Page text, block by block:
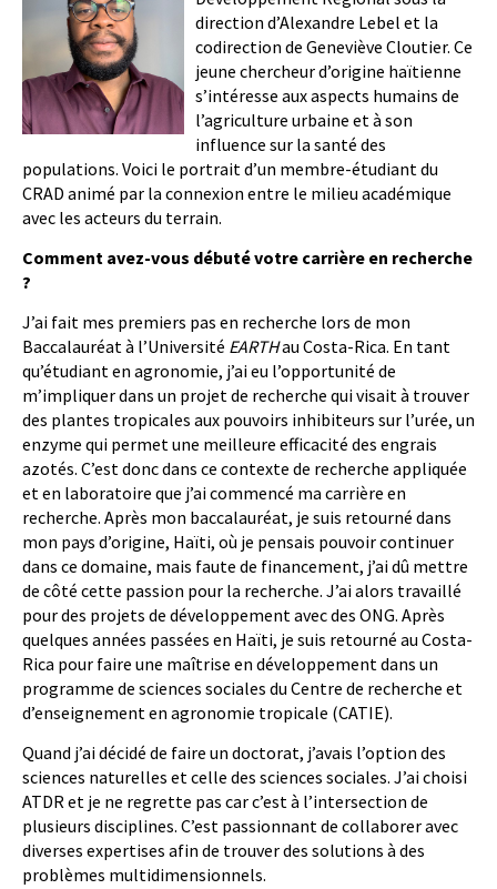
direction d’Alexandre Lebel et la
codirection de Geneviève Cloutier. Ce
jeune chercheur d’origine haïtienne
s’intéresse aux aspects humains de
l’agriculture urbaine et à son
influence sur la santé des
populations. Voici le portrait d’un membre-étudiant du
CRAD animé par la connexion entre le milieu académique
avec les acteurs du terrain.
Comment avez-vous débuté votre carrière en recherche
?
J’ai fait mes premiers pas en recherche lors de mon
Baccalauréat à l’Université EARTHau Costa-Rica. En tant
qu’étudiant en agronomie, j’ai eu l’opportunité de
m’impliquer dans un projet de recherche qui visait à trouver
des plantes tropicales aux pouvoirs inhibiteurs sur l’urée, un
enzyme qui permet une meilleure efficacité des engrais
azotés. C’est donc dans ce contexte de recherche appliquée
et en laboratoire que j’ai commencé ma carrière en
recherche. Après mon baccalauréat, je suis retourné dans
mon pays d’origine, Haïti, où je pensais pouvoir continuer
dans ce domaine, mais faute de financement, j’ai dû mettre
de côté cette passion pour la recherche. J’ai alors travaillé
pour des projets de développement avec des ONG. Après
quelques années passées en Haïti, je suis retourné au Costa-
Rica pour faire une maîtrise en développement dans un
programme de sciences sociales du Centre de recherche et
d’enseignement en agronomie tropicale (CATIE).
Quand j’ai décidé de faire un doctorat, j’avais l’option des
sciences naturelles et celle des sciences sociales. J’ai choisi
ATDR et je ne regrette pas car c’est à l’intersection de
plusieurs disciplines. C’est passionnant de collaborer avec
diverses expertises afin de trouver des solutions à des
problèmes multidimensionnels.